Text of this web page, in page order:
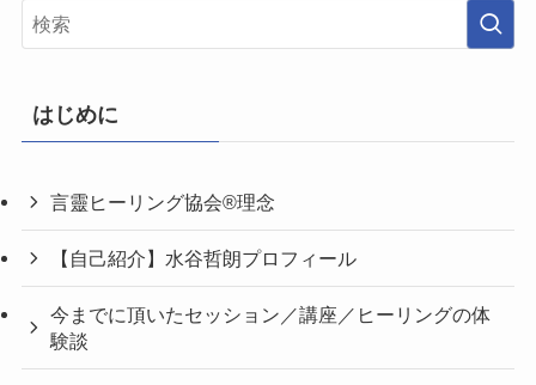
はじめに
言靈ヒーリング協会®理念
【自己紹介】水谷哲朗プロフィール
今までに頂いたセッション／講座／ヒーリングの体
験談